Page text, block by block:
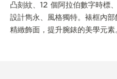
凸刻紋、12 個阿拉伯數字時標
設計雋永、風格獨特。裱框內
精緻飾面，提升腕錶的美學元素